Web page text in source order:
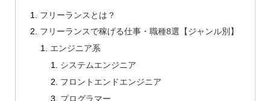
フリーランスとは？
フリーランスで稼げる仕事・職種8選【ジャンル別】
エンジニア系
システムエンジニア
フロントエンドエンジニア
プログラマー